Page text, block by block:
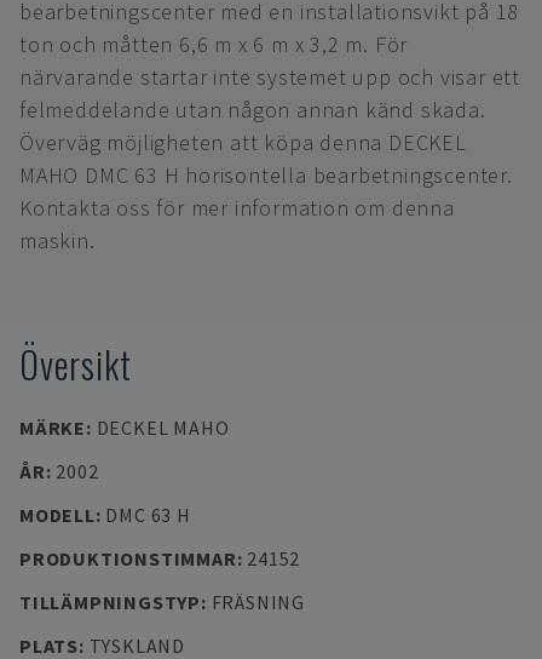
bearbetningscenter med en installationsvikt på 18
ton och måtten 6,6 m x 6 m x 3,2 m. För
närvarande startar inte systemet upp och visar ett
felmeddelande utan någon annan känd skada.
Överväg möjligheten att köpa denna DECKEL
MAHO DMC 63 H horisontella bearbetningscenter.
Kontakta oss för mer information om denna
maskin.
Översikt
MÄRKE: DECKEL MAHO
ÅR: 2002
MODELL: DMC 63 H
PRODUKTIONSTIMMAR: 24152
TILLÄMPNINGSTYP: FRÄSNING
PLATS: TYSKLAND